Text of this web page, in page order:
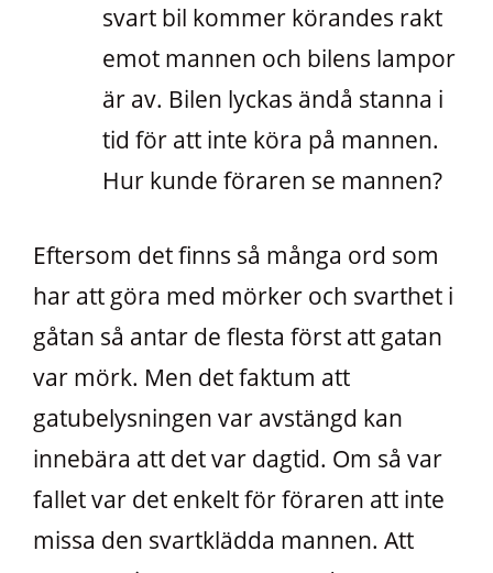
svart bil kommer körandes rakt
emot mannen och bilens lampor
är av. Bilen lyckas ändå stanna i
tid för att inte köra på mannen.
Hur kunde föraren se mannen?
Eftersom det finns så många ord som
har att göra med mörker och svarthet i
gåtan så antar de flesta först att gatan
var mörk. Men det faktum att
gatubelysningen var avstängd kan
innebära att det var dagtid. Om så var
fallet var det enkelt för föraren att inte
missa den svartklädda mannen. Att